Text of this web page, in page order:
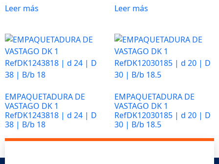
Leer más Leer más
EMPAQUETADURA DE
VASTAGO DK 1
RefDK1243818 | d 24 | D
38 | B/b 18
EMPAQUETADURA DE
VASTAGO DK 1
RefDK12030185 | d 20 | D
30 | B/b 18.5
nuestra página.
algunas
funcionalidades
desaparecerán
de la web. Si las
serás de gran
ayuda.
Marketing